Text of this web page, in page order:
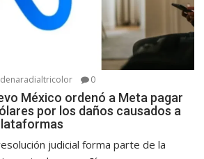
0
México ordenó a Meta pagar
por los daños causados a
judicial forma parte de la